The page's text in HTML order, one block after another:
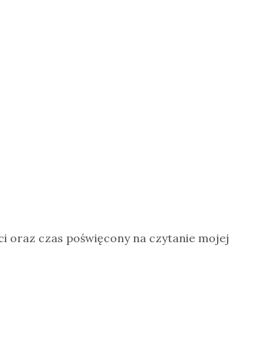
oraz czas poświęcony na czytanie mojej